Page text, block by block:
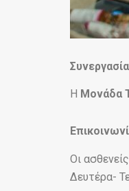
Η Μονάδα
Οι
Δευτέρα-